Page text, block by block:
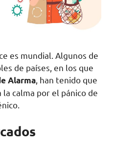
es mundial. Algunos de
de países, en los que
Alarma , han tenido que
calma por el pánico de